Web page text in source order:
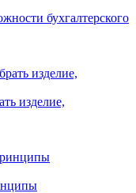
бухгалтерского
изделие,